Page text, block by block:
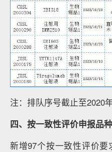
注：排队序号截止至2020
四、按一致性评价申报品
新增97个按一致性评价